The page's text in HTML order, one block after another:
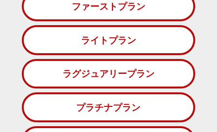
ファーストプラン
ライトプラン
ラグジュアリープラン
プラチナプラン